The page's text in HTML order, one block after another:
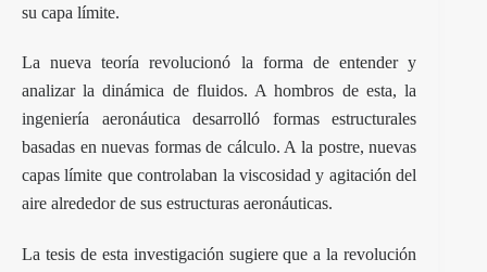
su capa límite.
La nueva teoría revolucionó la forma de entender y
analizar la dinámica de fluidos. A hombros de esta, la
ingeniería aeronáutica desarrolló formas estructurales
basadas en nuevas formas de cálculo. A la postre, nuevas
capas límite que controlaban la viscosidad y agitación del
aire alrededor de sus estructuras aeronáuticas.
La tesis de esta investigación sugiere que a la revolución